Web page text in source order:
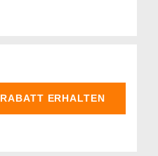
RABATT ERHALTEN